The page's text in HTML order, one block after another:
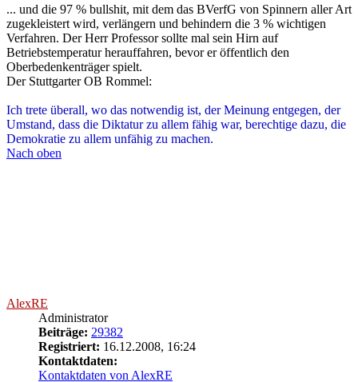
Verbrechensplanung. Den "Kunden" soll mit voller Absicht das
rechtliche Gehör (Art. 103 Abs. 1 GG) abgeschnitten werden. Das
ist eine Rechtsbeugung auf Regierungsebene und Rechtsbeugung ist
ein Verbrechenstatbestand. Es gibt nur keinen Staatsanwalt, der sich
trauen würde, ein Verfahren gegen seine eigenen Vorgesetzten
(Justizminister, Ministerpräsident) einzuleiten und wo kein Kläger,
Von einer funktionierenden Gewaltenteilung sind wir in
Deutschland weit entfernt, da erreicht die Bundesrepublik noch
nicht einmal den Standard der demokratischen Welt.
aktuelle Diskussion um die Einführung einer neuen
"Mutwilligkeitsgebühr" zusätzlich zu der Missbrauchsgebühr, mit
der sich das BVerfG seit jeher gegen schwachsinnige Eingaben
wehren kann. Diese Mutwilligkeitsgebühr würde schon vor der
eingehenden Prüfung der Verfassungsbeschwerde verhängt werden
können und nicht erst - wie die Missbrauchsgebühr - im Nachhinein.